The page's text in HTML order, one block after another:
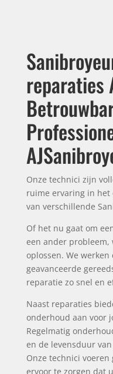
reparaties
Onze technici zijn
ruime ervaring in het
van verschillende
Of het nu gaat om
een ander probleem,
oplossen. We
geavanceerde
reparatie zo snel en
Naast reparaties
onderhoud aan voor
Regelmatig
en de levensduur
Onze technici
ervoor te zorgen dat